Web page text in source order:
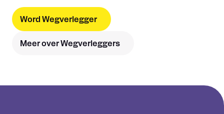
Word Wegverlegger
Meer over Wegverleggers